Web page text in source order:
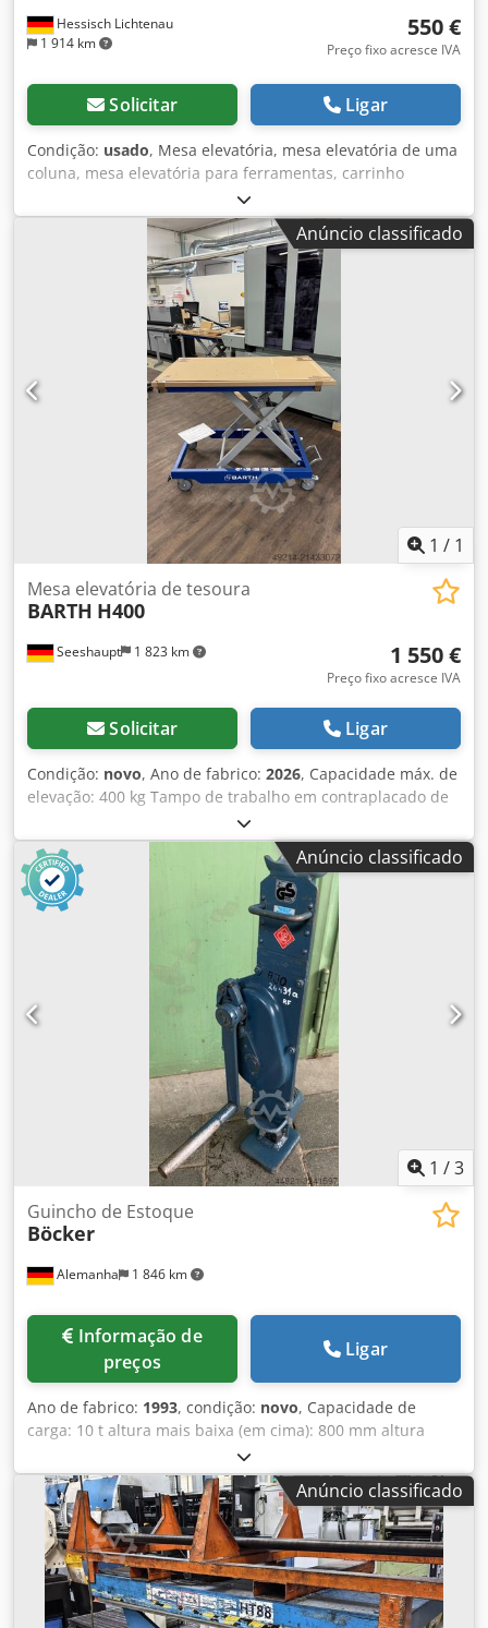
Hessisch Lichtenau
1 914 km
550 €
Preço fixo acresce IVA
Solicitar Ligar
Condição: usado, Mesa elevatória, mesa elevatória de uma
coluna, mesa elevatória para ferramentas, carrinho
elevatório GRUSE tipo WZW Suporte de material N.º de
fabr.: 750025 Ano de fabrico: 1990 Capacidade de carga:
500 kg Dimensões da mesa: 600 x 600 mm Curso: 290 mm
Curso por pedalada: aprox. 10 mm Altura da mesa inferior:
660 mm Altura da mesa superior: 950 mm - Elevador por
cilindro hidráulico com guia tubular estável - 4 rodízios
fixos de plástico, aprox. Ø 200 mm, 2 giratórios com travão
Peso próprio: 75 kg Bom estado Dksdpfjy Dvghex Afver
Anúncio classificado
1 / 1
Seeshaupt 1 823 km
Mesa elevatória de tesoura
BARTH H400
1 550 €
Preço fixo acresce IVA
Solicitar Ligar
Condição: novo, Ano de fabrico: 2026, Capacidade máx. de
elevação: 400 kg Tampo de trabalho em contraplacado de
bétula Dksdpfx Aeyrc Dujfvor Dimensão do tampo: 1245 x
740 x 24 mm com cavidades para pega Ajuste de altura:
480 - 1070 mm
Anúncio classificado
1 /3
Alemanha 1 846 km
Guincho de Estoque
Böcker
preços
Ligar
Ano de fabrico: 1993, condição: novo, Capacidade de
carga: 10 t altura mais baixa (em cima): 800 mm altura
mais baixa (pé): 100 mm Dodpfxjdc Sx So Afvjkr curso: 400
mm altura máxima de elevação: 1200 mm Peso: 42 kg
Anúncio classificado